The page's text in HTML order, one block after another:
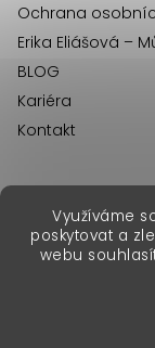
Využíváme
poskytovat a
webu
Ochrana
Erika Eliášová –
BLOG
Kariéra
Kontakt
Copyright 2026